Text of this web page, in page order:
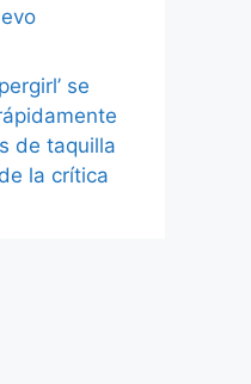
se
de taquilla
la crítica